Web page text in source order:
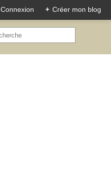
Connexion + Créer mon blog